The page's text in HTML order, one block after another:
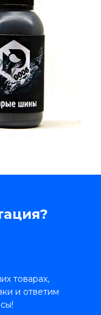
товарах,
и ответим